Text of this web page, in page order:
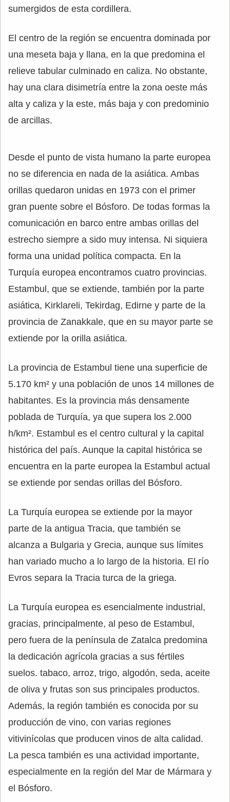
sumergidos de esta cordillera.
El centro de la región se encuentra dominada por
una meseta baja y llana, en la que predomina el
relieve tabular culminado en caliza. No obstante,
hay una clara disimetría entre la zona oeste más
alta y caliza y la este, más baja y con predominio
de arcillas.
Desde el punto de vista humano la parte europea
no se diferencia en nada de la asiática. Ambas
orillas quedaron unidas en 1973 con el primer
gran puente sobre el Bósforo. De todas formas la
comunicación en barco entre ambas orillas del
estrecho siempre a sido muy intensa. Ni siquiera
forma una unidad política compacta. En la
Turquía europea encontramos cuatro provincias.
Estambul, que se extiende, también por la parte
asiática, Kirklareli, Tekirdag, Edirne y parte de la
provincia de Zanakkale, que en su mayor parte se
extiende por la orilla asiática.
La provincia de Estambul tiene una superficie de
5.170 km² y una población de unos 14 millones de
habitantes. Es la provincia más densamente
poblada de Turquía, ya que supera los 2.000
h/km². Estambul es el centro cultural y la capital
histórica del país. Aunque la capital histórica se
encuentra en la parte europea la Estambul actual
se extiende por sendas orillas del Bósforo.
La Turquía europea se extiende por la mayor
parte de la antigua Tracia, que también se
alcanza a Bulgaria y Grecia, aunque sus límites
han variado mucho a lo largo de la historia. El río
Evros separa la Tracia turca de la griega.
La Turquía europea es esencialmente industrial,
gracias, principalmente, al peso de Estambul,
pero fuera de la península de Zatalca predomina
la dedicación agrícola gracias a sus fértiles
suelos. tabaco, arroz, trigo, algodón, seda, aceite
de oliva y frutas son sus principales productos.
Además, la región también es conocida por su
producción de vino, con varias regiones
vitivinícolas que producen vinos de alta calidad.
La pesca también es una actividad importante,
especialmente en la región del Mar de Mármara y
el Bósforo.